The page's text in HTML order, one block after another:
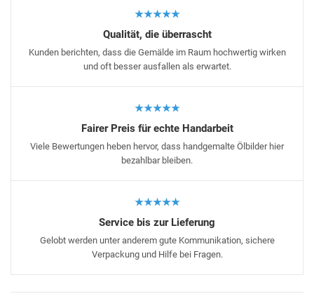
★★★★★
Qualität, die überrascht
Kunden berichten, dass die Gemälde im Raum hochwertig wirken
und oft besser ausfallen als erwartet.
★★★★★
Fairer Preis für echte Handarbeit
Viele Bewertungen heben hervor, dass handgemalte Ölbilder hier
bezahlbar bleiben.
★★★★★
Service bis zur Lieferung
Gelobt werden unter anderem gute Kommunikation, sichere
Verpackung und Hilfe bei Fragen.